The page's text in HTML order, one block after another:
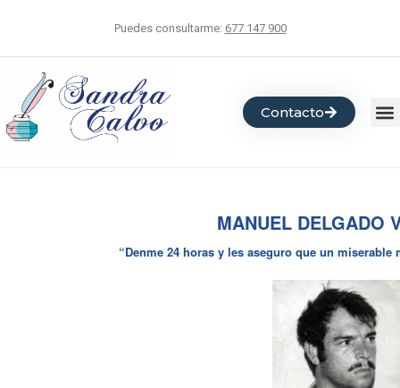
Puedes consultarme: 677 147 900
Contacto
MANUEL DELGADO
“Denme 24 horas y les aseguro que un